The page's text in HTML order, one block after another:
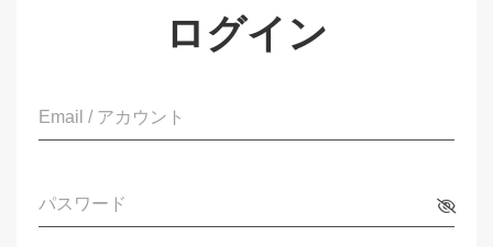
ログイン
Email / アカウント
パスワード